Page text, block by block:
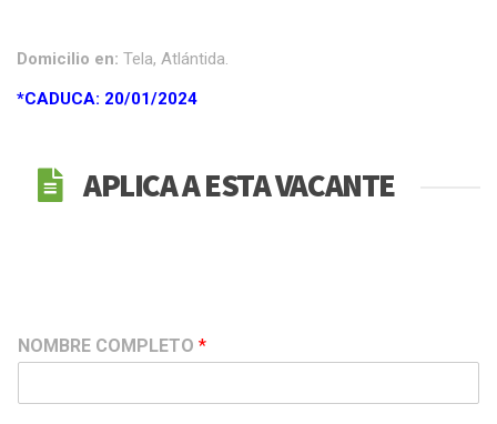
Domicilio en: Tela, Atlántida.
*CADUCA: 20/01/2024
APLICA A ESTA VACANTE
NOMBRE COMPLETO *